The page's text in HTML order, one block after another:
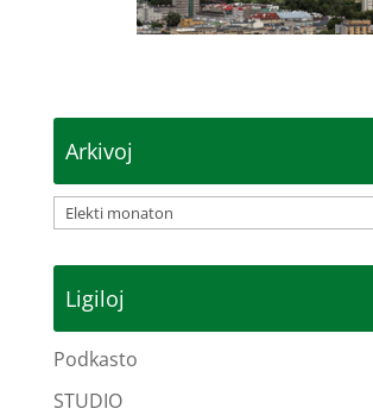
Arkivoj
Arkivoj
Ligiloj
Podkasto
STUDIO